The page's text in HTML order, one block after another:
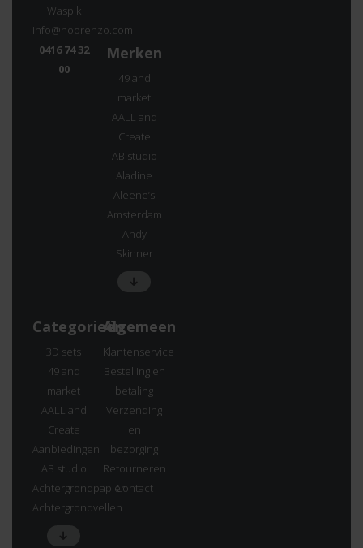
Waspik
info@noorenzo.com
0416 74 32
00
Merken
49 and
market
AALL and
Create
AB studio
Aladine
Aleene’s
Amsterdam
Andy
Skinner
Categorieën
3D sets
49 and
market
AALL and
Create
Aanbiedingen
AB studio
Achtergrondpapier
Achtergrondvellen
Algemeen
Klantenservice
Bestelling en
betaling
Verzending
en
bezorging
Retourneren
Contact